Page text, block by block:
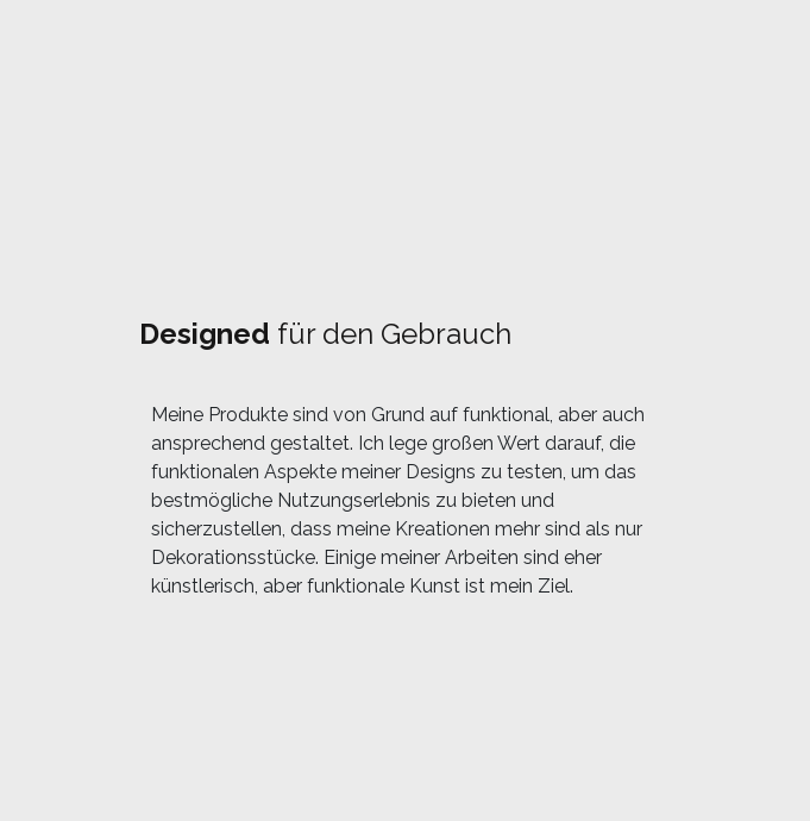
Designed für den Gebrauch
Meine Produkte sind von Grund auf funktional, aber auch
ansprechend gestaltet. Ich lege großen Wert darauf, die
funktionalen Aspekte meiner Designs zu testen, um das
bestmögliche Nutzungserlebnis zu bieten und
sicherzustellen, dass meine Kreationen mehr sind als nur
Dekorationsstücke. Einige meiner Arbeiten sind eher
künstlerisch, aber funktionale Kunst ist mein Ziel.